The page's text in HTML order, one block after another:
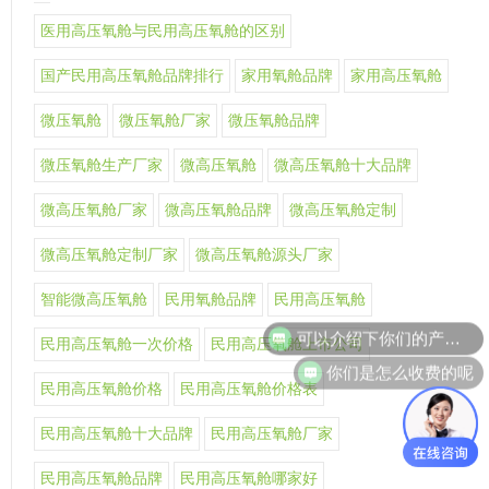
医用高压氧舱与民用高压氧舱的区别
国产民用高压氧舱品牌排行 家用氧舱品牌 家用高压氧舱
微压氧舱 微压氧舱厂家 微压氧舱品牌
微压氧舱生产厂家 微高压氧舱 微高压氧舱十大品牌
微高压氧舱厂家 微高压氧舱品牌 微高压氧舱定制
微高压氧舱定制厂家 微高压氧舱源头厂家
智能微高压氧舱 民用氧舱品牌 民用高压氧舱
民用高压氧舱一次价格 民用高压氧舱上市公司
民用高压氧舱价格 民用高压氧舱价格表
民用高压氧舱十大品牌 民用高压氧舱厂家
民用高压氧舱品牌 民用高压氧舱哪家好
你们是怎么收费的呢